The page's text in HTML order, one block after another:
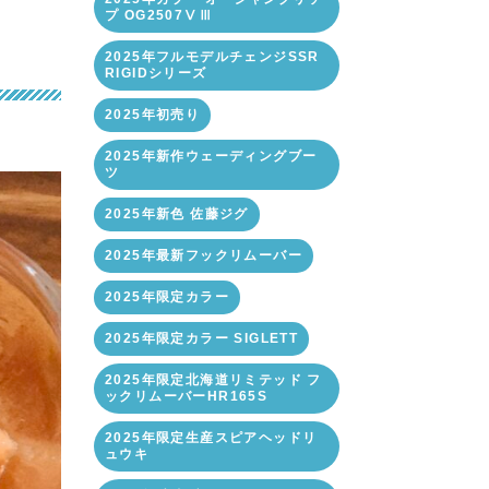
プ OG2507ⅤⅢ
2025年フルモデルチェンジSSR
RIGIDシリーズ
2025年初売り
2025年新作ウェーディングブー
ツ
2025年新色 佐藤ジグ
2025年最新フックリムーバー
2025年限定カラー
2025年限定カラー SIGLETT
2025年限定北海道リミテッド フ
ックリムーバーHR165S
2025年限定生産スピアヘッドリ
ュウキ